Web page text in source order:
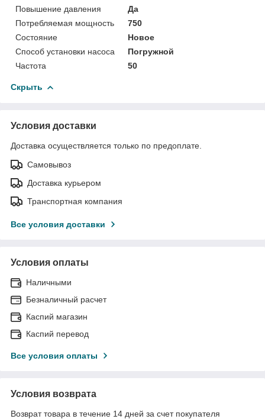
Повышение давления
Да
Потребляемая мощность
750
Состояние
Новое
Способ установки насоса
Погружной
Частота
50
Скрыть
Условия доставки
Доставка осуществляется только по предоплате.
Самовывоз
Доставка курьером
Транспортная компания
Все условия доставки
Условия оплаты
Наличными
Безналичный расчет
Каспий магазин
Каспий перевод
Все условия оплаты
Условия возврата
Возврат товара в течение 14 дней за счет покупателя